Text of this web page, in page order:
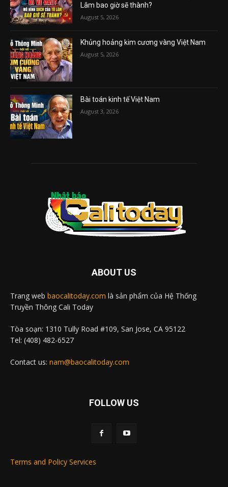
Lâm bao giờ sẽ thành?
August 5, 2026
Khủng hoảng kim cương vàng Việt Nam
August 5, 2026
Bài toán kinh tế Việt Nam
August 3, 2026
ABOUT US
Trang web baocalitoday.com là sản phẩm của Hệ Thống
Truyền Thông Cali Today
Tòa soạn: 1310 Tully Road #109, San Jose, CA 95122
Tel: (408) 482-6527
Contact us: nam@baocalitoday.com
FOLLOW US
Terms and Policy Services